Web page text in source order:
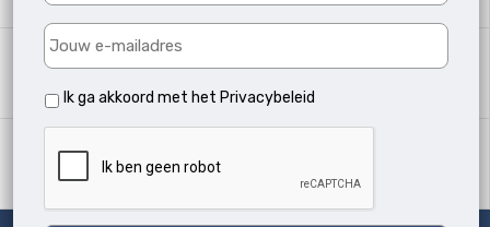
Woningtype
Alle soorten
Ik ga akkoord met het Privacybeleid